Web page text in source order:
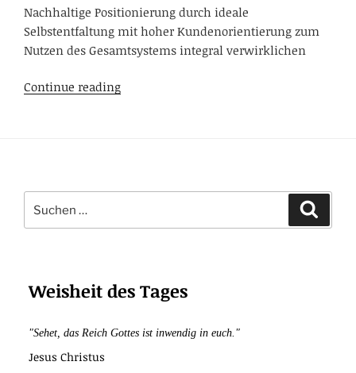
Nachhaltige Positionierung durch ideale
Selbstentfaltung mit hoher Kundenorientierung zum
Nutzen des Gesamtsystems integral verwirklichen
Continue readingIntegrales
EKS-
nach:
Weisheit des Tages
"Sehet, das Reich Gottes ist inwendig in euch."
Jesus Christus